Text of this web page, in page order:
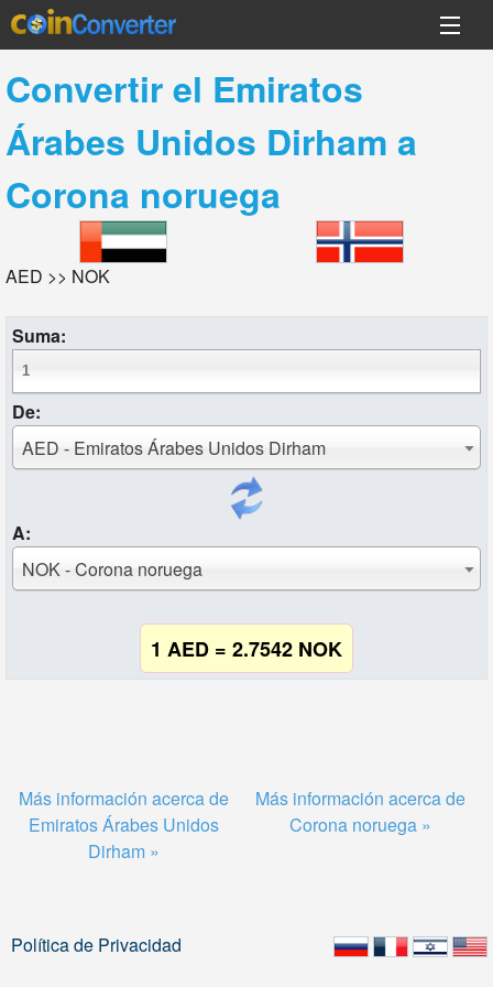
Convertir el Emiratos
Árabes Unidos Dirham a
Corona noruega
AED >> NOK
Suma:
De:
AED - Emiratos Árabes Unidos Dirham
A:
NOK - Corona noruega
1 AED = 2.7542 NOK
Más información acerca de
Emiratos Árabes Unidos
Dirham »
Más información acerca de
Corona noruega »
Política de Privacidad